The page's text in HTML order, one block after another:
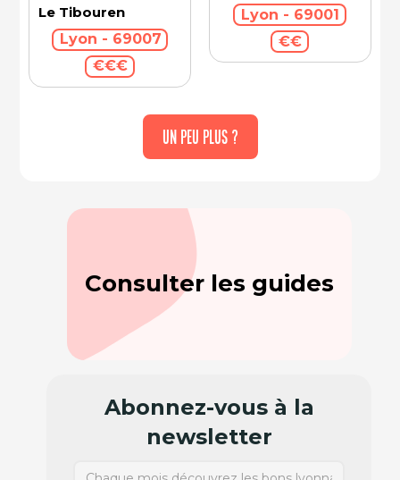
Le Tibouren
Lyon - 69007
€€€
Lyon - 69001
€€
UN PEU PLUS ?
Consulter les guides
Abonnez-vous à la
newsletter